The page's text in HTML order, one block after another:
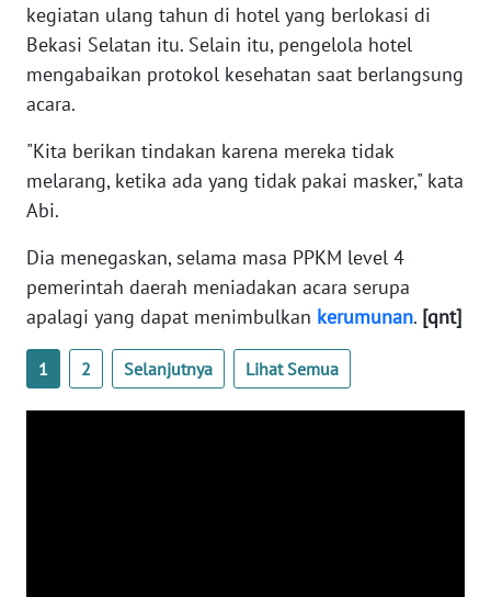
kegiatan ulang tahun di hotel yang berlokasi di
Bekasi Selatan itu. Selain itu, pengelola hotel
mengabaikan protokol kesehatan saat berlangsung
acara.
"Kita berikan tindakan karena mereka tidak
melarang, ketika ada yang tidak pakai masker," kata
Abi.
Dia menegaskan, selama masa PPKM level 4
pemerintah daerah meniadakan acara serupa
apalagi yang dapat menimbulkan kerumunan. [qnt]
1 2 Selanjutnya Lihat Semua
WN
JAKARTA
JABAR
WN
NTT
KEPRI